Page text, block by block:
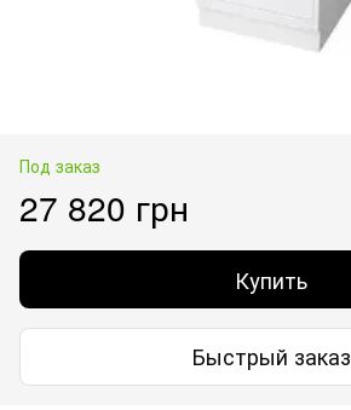
Под заказ
27 820 грн
Купить
Быстрый заказ